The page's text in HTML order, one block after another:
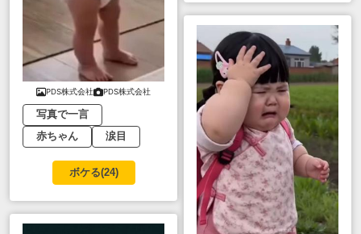
PDS株式会社 PDS株式会社
写真で一言
赤ちゃん
涙目
ボケる(24)